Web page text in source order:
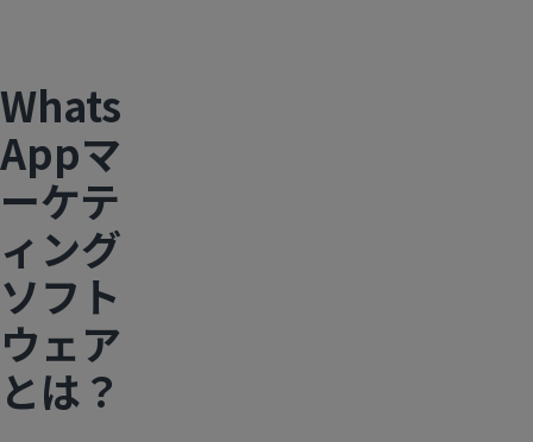
Whats
Appマ
ーケテ
ィング
ソフト
ウェア
とは？